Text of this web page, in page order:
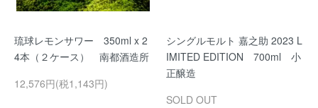
琉球レモンサワー 350ml x 2
4本（２ケース） 南都酒造所
12,576円(税1,143円)
シングルモルト 嘉之助 2023 L
IMITED EDITION 700ml 小
正醸造
SOLD OUT